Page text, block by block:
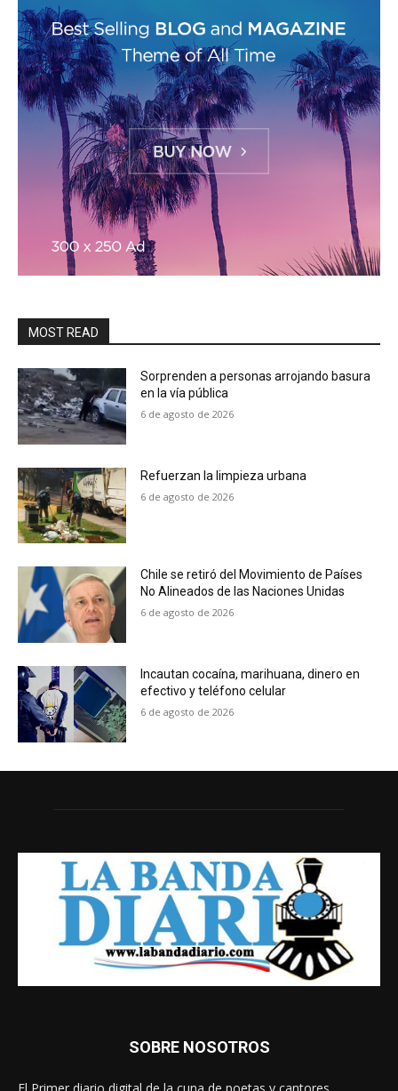
MOST READ
Sorprenden a personas arrojando basura
en la vía pública
6 de agosto de 2026
Refuerzan la limpieza urbana
6 de agosto de 2026
Chile se retiró del Movimiento de Países
No Alineados de las Naciones Unidas
6 de agosto de 2026
Incautan cocaína, marihuana, dinero en
efectivo y teléfono celular
6 de agosto de 2026
SOBRE NOSOTROS